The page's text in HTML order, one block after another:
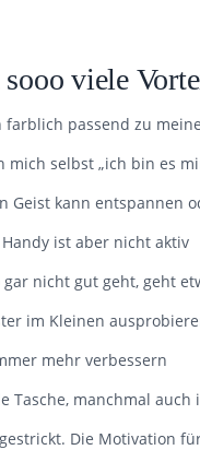
viele
farblich passend zu
selbst „ich bin es
Geist kann
ist aber nicht aktiv
nicht gut geht, geht
im Kleinen
mehr verbessern
Tasche, manchmal
Die Motivation